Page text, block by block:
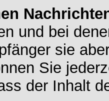
und bei
sie
Sie
der Inhalt